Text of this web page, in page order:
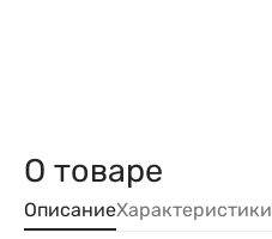
О товаре
ОписаниеХарактеристики